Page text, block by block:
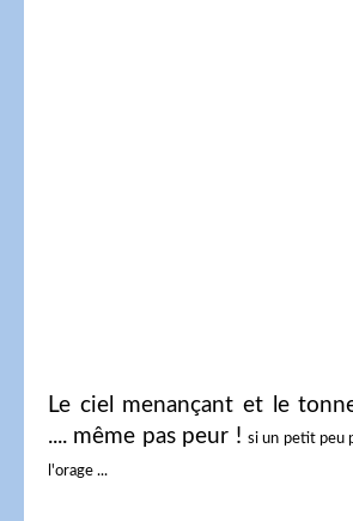
Le ciel menançant et le
.... même pas peur ! si un petit peu
l'orage ...